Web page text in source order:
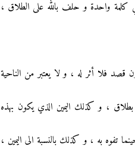
كلمة واحدة و حلف بالله على الطلاق ،
فلا أثر له ، و لا يعتبر من الناحية
، و كذلك اليمين الذي يكون بهذه
به ، و كذلك بالنسبة الى اليمين ،